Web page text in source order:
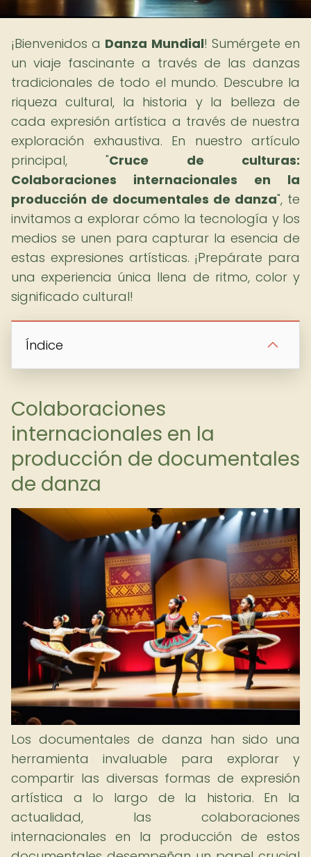
¡Bienvenidos a Danza Mundial! Sumérgete en
un viaje fascinante a través de las danzas
tradicionales de todo el mundo. Descubre la
riqueza cultural, la historia y la belleza de
cada expresión artística a través de nuestra
exploración exhaustiva. En nuestro artículo
principal, "Cruce de culturas:
Colaboraciones internacionales en la
producción de documentales de danza", te
invitamos a explorar cómo la tecnología y los
medios se unen para capturar la esencia de
estas expresiones artísticas. ¡Prepárate para
una experiencia única llena de ritmo, color y
significado cultural!
Índice
Colaboraciones
internacionales en la
producción de documentales
de danza
Los documentales de danza han sido una
herramienta invaluable para explorar y
compartir las diversas formas de expresión
artística a lo largo de la historia. En la
actualidad, las colaboraciones
internacionales en la producción de estos